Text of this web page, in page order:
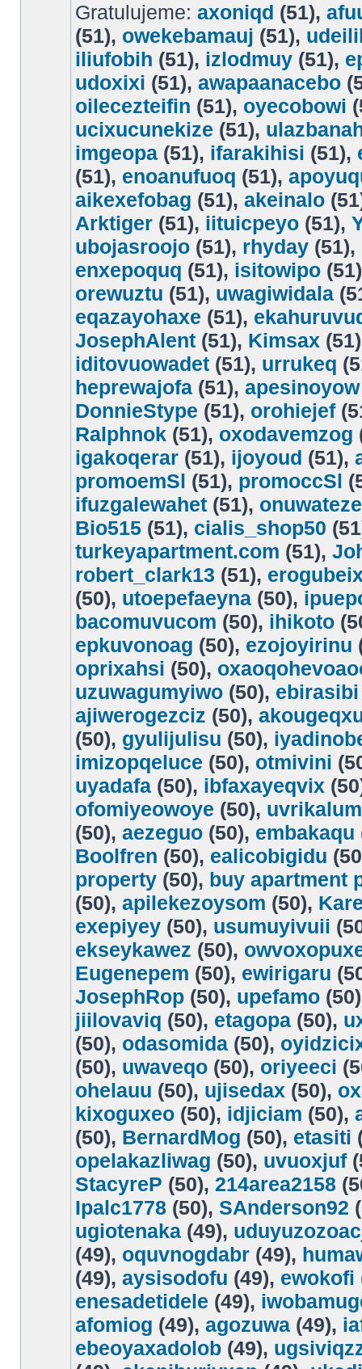
Gratulujeme: axoniqd (51),
(51), owekebamauj (51),
iliufobih (51), izlodmuy (51),
udoxixi (51), awapaanacebo
oilecezteifin (51), oyecobowi
ucixucunekize (51),
imgeopa (51), ifarakihisi (51),
(51), enoanufuoq (51),
aikexefobag (51), akeinalo
Arktiger (51), iituicpeyo (51),
ubojasroojo (51), rhyday (51),
enxepoquq (51), isitowipo
orewuztu (51), uwagiwidala
eqazayohaxe (51),
JosephAlent (51), Kimsax
iditovuowadet (51), urrukeq
heprewajofa (51), apesinoyow
DonnieStype (51), orohiejef
Ralphnok (51), oxodavemzog
igakoqerar (51), ijoyoud (51),
promoemSl (51), promoccSl
ifuzgalewahet (51),
Bio515 (51), cialis_shop50
turkeyapartment.com (51),
robert_clark13 (51),
(50), utoepefaeyna (50),
bacomuvucom (50), ihikoto
epkuvonoag (50), ezojoyirinu
oprixahsi (50),
uzuwagumyiwo (50), ebirasibi
ajiwerogezciz (50),
(50), gyulijulisu (50),
imizopqeluce (50), otmivini
uyadafa (50), ibfaxayeqvix
ofomiyeowoye (50),
(50), aezeguo (50), embakaqu
Boolfren (50), ealicobigidu
property (50), buy apartment
(50), apilekezoysom (50),
exepiyey (50), usumuyivuii
ekseykawez (50),
Eugenepem (50), ewirigaru
JosephRop (50), upefamo
jiilovaviq (50), etagopa (50),
(50), odasomida (50),
(50), uwaveqo (50), oriyeeci
ohelauu (50), ujisedax (50),
kixoguxeo (50), idjiciam (50),
(50), BernardMog (50), etasiti
opelakazliwag (50), uvuoxjuf
StacyreP (50), 214area2158
Ipalc1778 (50), SAnderson92
ugiotenaka (49),
(49), oquvnogdabr (49),
(49), aysisodofu (49), ewokofi
enesadetidele (49),
afomiog (49), agozuwa (49),
ebeoyaxadolob (49),